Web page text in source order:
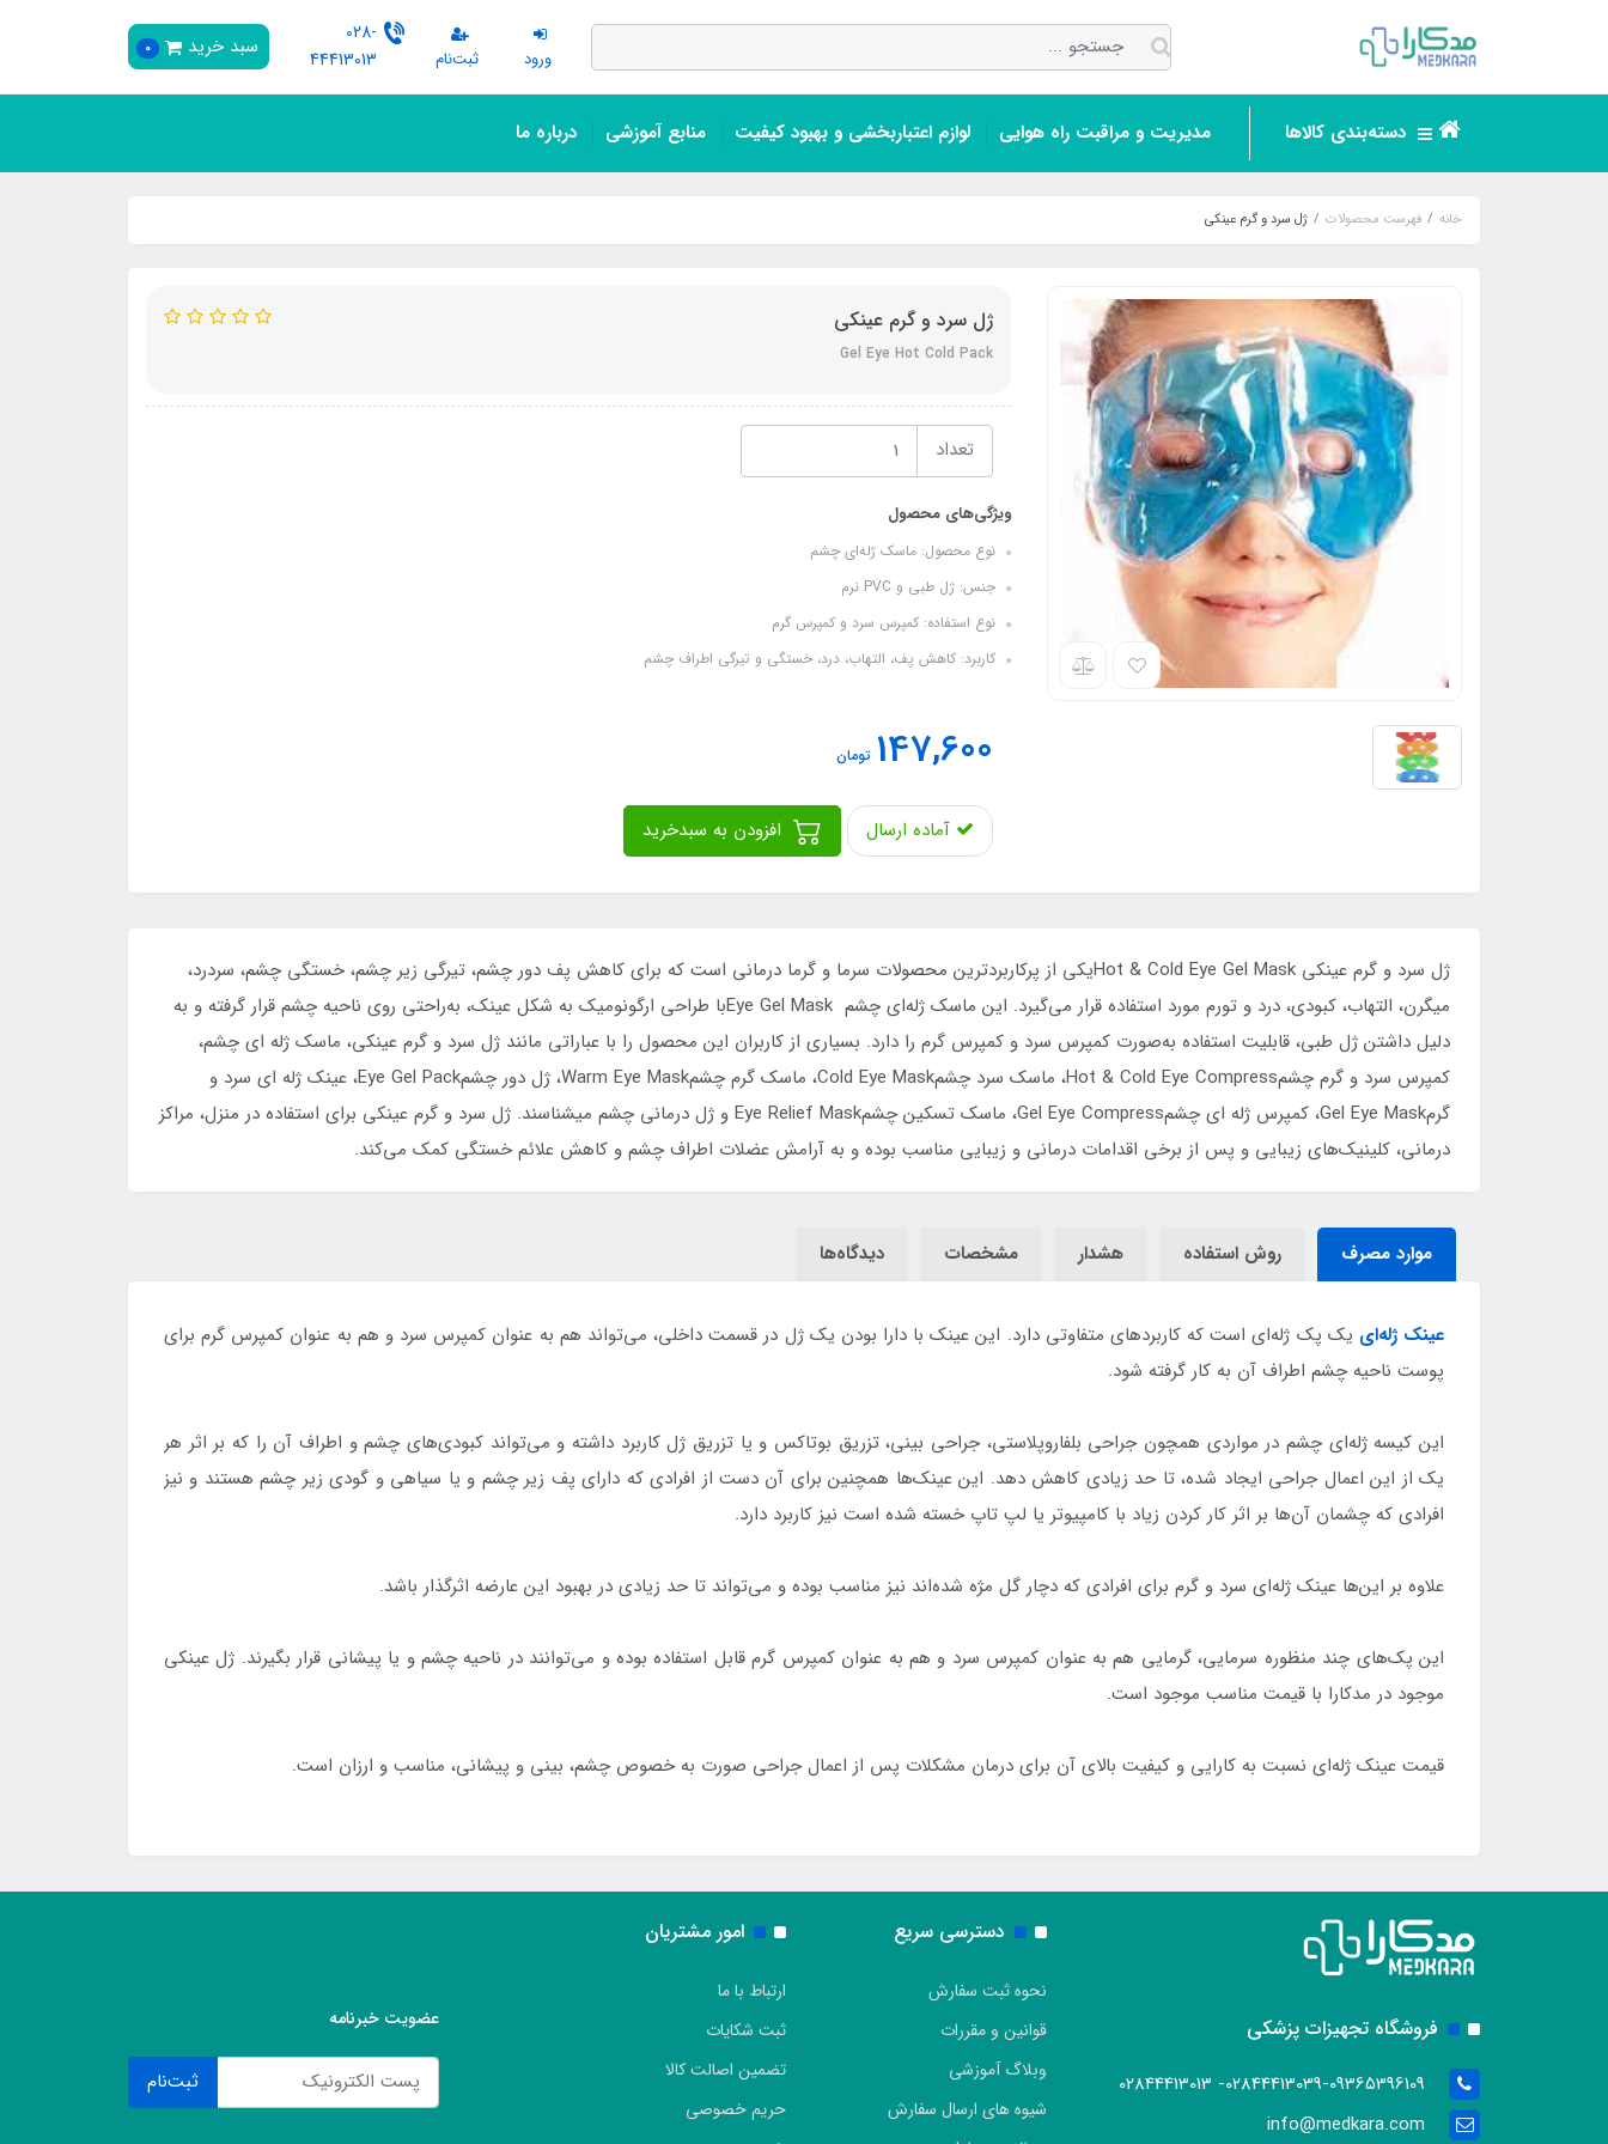
ورود ثبت‌نام
028-
44413013
سبد خرید 0
دسته‌بندی کالاها مدیریت و مراقبت راه هوایی لوازم اعتباربخشی و بهبود کیفیت منابع آموزشی درباره ما
خانه فهرست محصولات ژل سرد و گرم عینکی
ژل سرد و گرم عینکی
Gel Eye Hot Cold Pack
تعداد
ویژگی‌های محصول
نوع محصول: ماسک ژله‌ای چشم
جنس: ژل طبی و PVC نرم
نوع استفاده: کمپرس سرد و کمپرس گرم
کاربرد: کاهش پف، التهاب، درد، خستگی و تیرگی اطراف چشم
147,600 تومان
آماده ارسال
ژل سرد و گرم عینکی Hot & Cold Eye Gel Maskیکی از پرکاربردترین محصولات سرما و گرما درمانی است که برای کاهش پف دور چشم، تیرگی زیر چشم، خستگی چشم، سردرد،
میگرن، التهاب، کبودی، درد و تورم مورد استفاده قرار می‌گیرد. این ماسک ژله‌ای چشم Eye Gel Maskبا طراحی ارگونومیک به شکل عینک، به‌راحتی روی ناحیه چشم قرار گرفته و به
دلیل داشتن ژل طبی، قابلیت استفاده به‌صورت کمپرس سرد و کمپرس گرم را دارد. بسیاری از کاربران این محصول را با عباراتی مانند ژل سرد و گرم عینکی، ماسک ژله ای چشم،
کمپرس سرد و گرم چشمHot & Cold Eye Compress، ماسک سرد چشمCold Eye Mask، ماسک گرم چشمWarm Eye Mask، ژل دور چشمEye Gel Pack، عینک ژله ای سرد و
گرمGel Eye Mask، کمپرس ژله ای چشمGel Eye Compress، ماسک تسکین چشمEye Relief Mask و ژل درمانی چشم میشناسند. ژل سرد و گرم عینکی برای استفاده در منزل، مراکز
درمانی، کلینیک‌های زیبایی و پس از برخی اقدامات درمانی و زیبایی مناسب بوده و به آرامش عضلات اطراف چشم و کاهش علائم خستگی کمک می‌کند.
موارد مصرف روش استفاده هشدار مشخصات دیدگاه‌ها
عینک ژله‌ای یک پک ژله‌ای است که کاربردهای متفاوتی دارد. این عینک با دارا بودن یک ژل در قسمت داخلی، می‌تواند هم به عنوان کمپرس سرد و هم به عنوان کمپرس گرم برای
پوست ناحیه چشم اطراف آن به کار گرفته شود.
این کیسه ژله‌ای چشم در مواردی همچون جراحی بلفاروپلاستی، جراحی بینی، تزریق بوتاکس و یا تزریق ژل کاربرد داشته و می‌تواند کبودی‌های چشم و اطراف آن را که بر اثر هر
یک از این اعمال جراحی ایجاد شده، تا حد زیادی کاهش دهد. این عینک‌ها همچنین برای آن دست از افرادی که دارای پف زیر چشم و یا سیاهی و گودی زیر چشم هستند و نیز
افرادی که چشمان آن‌ها بر اثر کار کردن زیاد با کامپیوتر یا لپ تاپ خسته شده است نیز کاربرد دارد.
علاوه بر این‌ها عینک ژله‌ای سرد و گرم برای افرادی که دچار گل مژه شده‌اند نیز مناسب بوده و می‌تواند تا حد زیادی در بهبود این عارضه اثرگذار باشد.
این پک‌های چند منظوره سرمایی، گرمایی هم به عنوان کمپرس سرد و هم به عنوان کمپرس گرم قابل استفاده بوده و می‌توانند در ناحیه چشم و یا پیشانی قرار بگیرند. ژل عینکی
موجود در مدکارا با قیمت مناسب موجود است.
قیمت عینک ژله‌ای نسبت به کارایی و کیفیت بالای آن برای درمان مشکلات پس از اعمال جراحی صورت به خصوص چشم، بینی و پیشانی، مناسب و ارزان است.
فروشگاه تجهیزات پزشکی
02844413039-09365396109- 02844413013
info@medkara.com
دسترسی سریع
نحوه ثبت سفارش
قوانین و مقررات
وبلاگ آموزشی
شیوه های ارسال سفارش
امور مشتریان
ارتباط با ما
ثبت شکایات
تضمین اصالت کالا
حریم خصوصی
عضویت خبرنامه
ثبت‌نام